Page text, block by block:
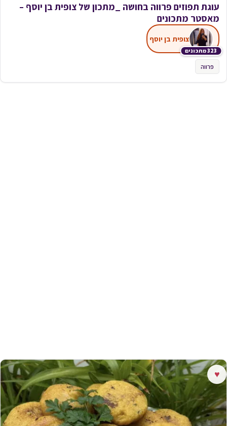
עוגת תפוזים פרווה בחושה _מתכון של צופית בן יוסף –
מאסטר מתכונים
323 מתכונים
צופית בן יוסף
פרווה
♥